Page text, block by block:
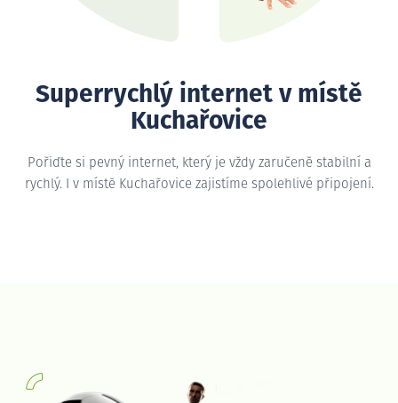
Superrychlý internet v místě
Kuchařovice
Pořiďte si pevný internet, který je vždy zaručeně stabilní a
rychlý. I v místě Kuchařovice zajistíme spolehlivé připojení.